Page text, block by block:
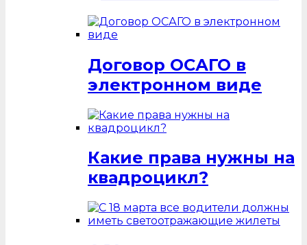
Договор ОСАГО в
электронном виде
Какие права нужны на
квадроцикл?